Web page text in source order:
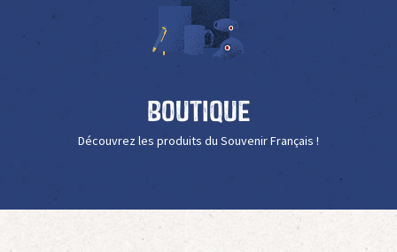
Boutique
Découvrez les produits du Souvenir Français !